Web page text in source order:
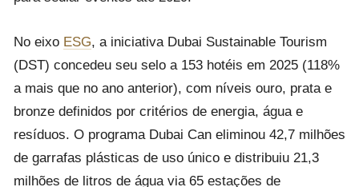
No eixo ESG, a iniciativa Dubai Sustainable Tourism
(DST) concedeu seu selo a 153 hotéis em 2025 (118%
a mais que no ano anterior), com níveis ouro, prata e
bronze definidos por critérios de energia, água e
resíduos. O programa Dubai Can eliminou 42,7 milhões
de garrafas plásticas de uso único e distribuiu 21,3
milhões de litros de água via 65 estações de